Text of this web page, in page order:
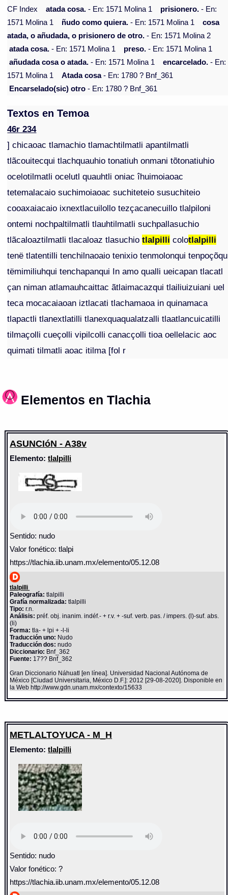
CF Index
atada cosa. - En: 1571 Molina 1 prisionero. - En:
1571 Molina 1
ñudo como quiera. - En: 1571 Molina 1
cosa
atada, o añudada, o prisionero de otro. - En: 1571 Molina 2
atada cosa. - En: 1571 Molina 1 preso. - En: 1571 Molina 1
añudada cosa o atada. - En: 1571 Molina 1 encarcelado. - En:
1571 Molina 1
Atada cosa- En: 1780 ? Bnf_361
Encarselado(sic) otro - En: 1780 ? Bnf_361
Textos en Temoa
46r 234
] chicaoac tlamachio tlamachtilmatli apantilmatli
tlãcouitecqui tlachquauhio tonatiuh onmani tõtonatiuhio
ocelotilmatli ocelutl quauhtli oniac îhuimoiaoac
tetemalacaio suchimoiaoac suchiteteio susuchiteio
cooaxaiacaio ixnextlacuilollo tezçacanecuillo tlalpiloni
ontemi nochpaltilmatli tlauhtilmatli suchpallasuchio
tlãcaloaztilmatli tlacaloaz tlasuchiotlalpilli colotlalpilli
tenë tlatentilli tenchilnaoaio tenixio tenmolonqui
tëmimiliuhqui tenchapanqui In amo qualli ueicapan tlacatl
çan niman atlamauhcaittac ãtlaimacazqui tlailiuizuiani uel
teca mocacaiaoan iztlacati tlachamaoa in quinamaca
tlapactli tlanextlatilli tlanexquaqualatzalli tlaatlancuicatilli
tilmaçolli cueçolli vipilcolli canacçolli tioa oellelacic aoc
quimati tilmatli aoac itilma [fol r
Elementos en Tlachia
ASUNCIóN - A38v
Elemento:tlalpilli
Sentido: nudo
Valor fonético: tlalpi
https://tlachia.iib.unam.mx/elemento/05.12.08
tlalpilli
Paleografía: tlalpilli
Grafía normalizada: tlalpilli
Tipo: r.n.
Análisis: préf. obj. inanim. indéf.- + r.v. + -suf. verb. pas. / impers. (l)-suf. abs.
(li)
Forma: tla- + lpi + -l-li
Traducción uno: Nudo
Traducción dos: nudo
Diccionario: Bnf_362
Fuente: 17?? Bnf_362
Gran Diccionario Náhuatl [en línea]. Universidad Nacional Autónoma de
México [Ciudad Universitaria, México D.F.]: 2012 [29-08-2020]. Disponible en
la Web http://www.gdn.unam.mx/contexto/15633
METLALTOYUCA - M_H
Elemento:tlalpilli
Sentido: nudo
Valor fonético: ?
https://tlachia.iib.unam.mx/elemento/05.12.08